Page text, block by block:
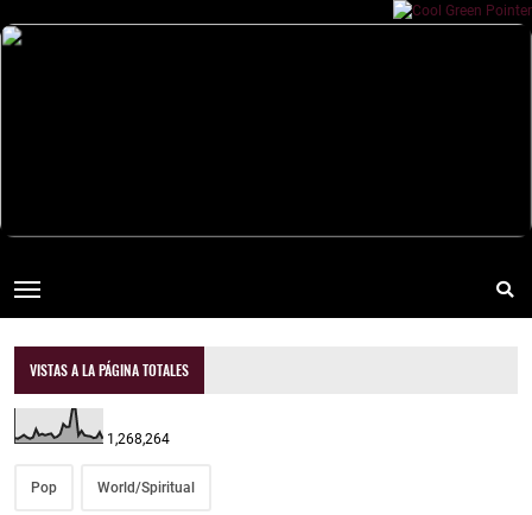
VISTAS A LA PÁGINA TOTALES
1,268,264
Pop World/Spiritual